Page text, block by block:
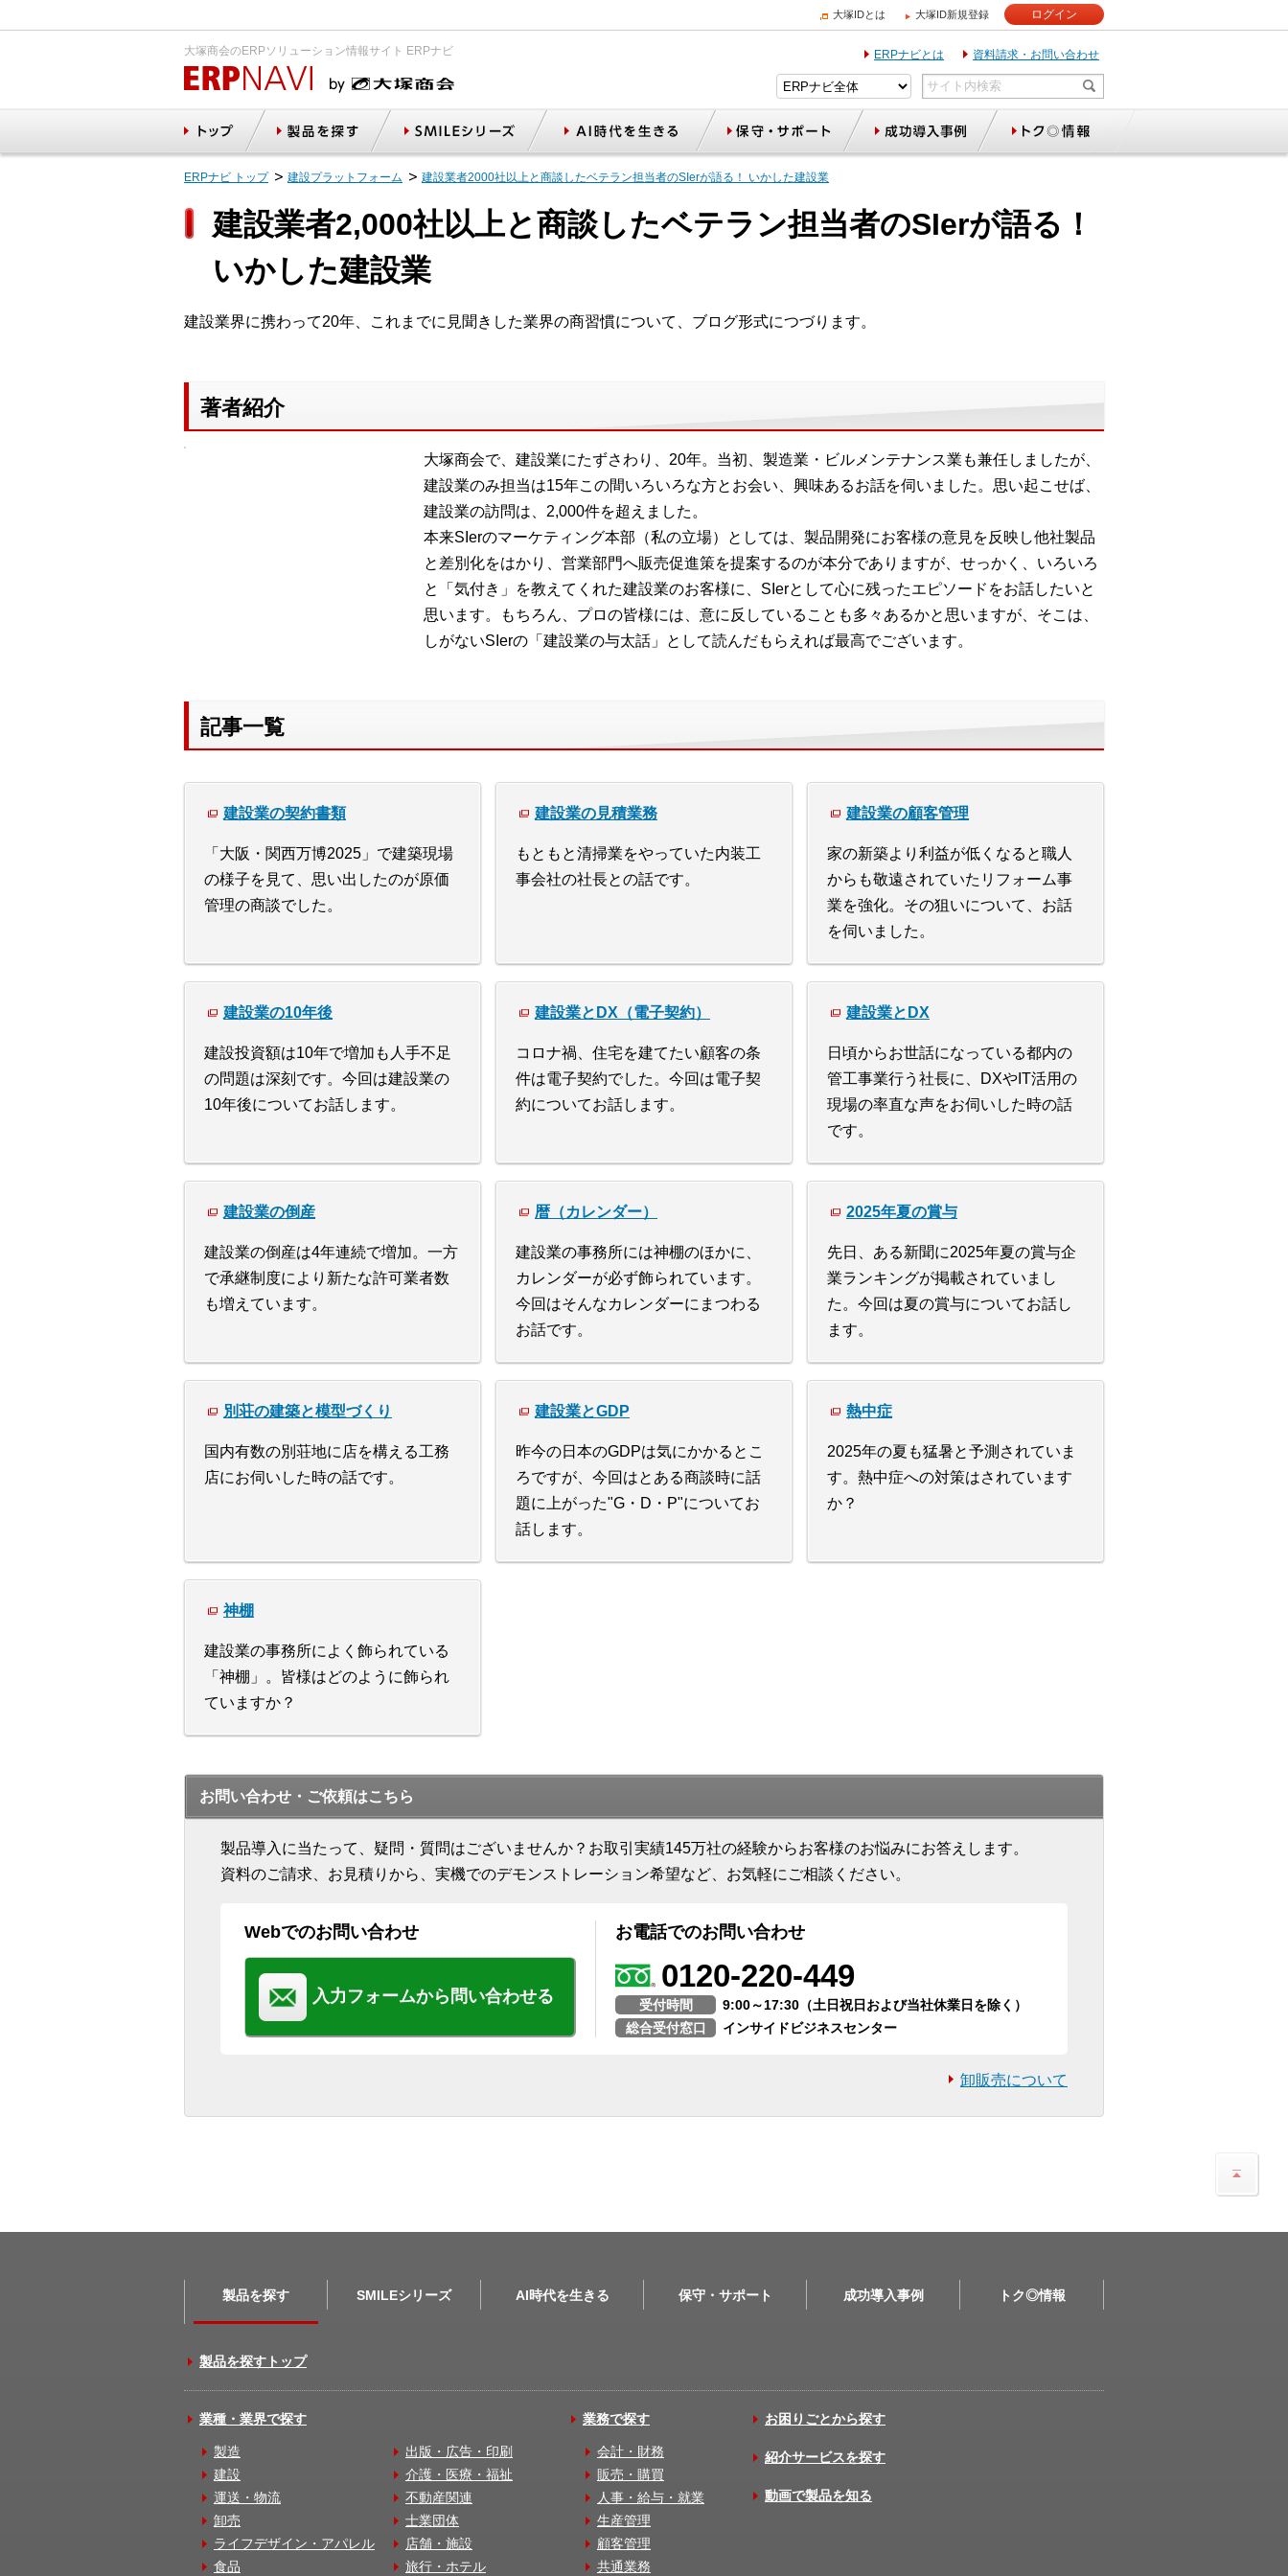
大塚IDとは 大塚ID新規登録 ログイン
大塚商会のERPソリューション情報サイト ERPナビ ERPナビとは 資料請求・お問い合わせ
ERPナビ トップ 建設プラットフォーム 建設業者2000社以上と商談したベテラン担当者のSIerが語る！ いかした建設業
建設業者2,000社以上と商談したベテラン担当者のSIerが語る！
いかした建設業
建設業界に携わって20年、これまでに見聞きした業界の商習慣について、ブログ形式につづります。
著者紹介
大塚商会で、建設業にたずさわり、20年。当初、製造業・ビルメンテナンス業も兼任しましたが、
建設業のみ担当は15年この間いろいろな方とお会い、興味あるお話を伺いました。思い起こせば、
建設業の訪問は、2,000件を超えました。
本来SIerのマーケティング本部（私の立場）としては、製品開発にお客様の意見を反映し他社製品
と差別化をはかり、営業部門へ販売促進策を提案するのが本分でありますが、せっかく、いろいろ
と「気付き」を教えてくれた建設業のお客様に、SIerとして心に残ったエピソードをお話したいと
思います。もちろん、プロの皆様には、意に反していることも多々あるかと思いますが、そこは、
しがないSIerの「建設業の与太話」として読んだもらえれば最高でございます。
記事一覧
建設業の契約書類
「大阪・関西万博2025」で建築現場
の様子を見て、思い出したのが原価
管理の商談でした。
建設業の見積業務
もともと清掃業をやっていた内装工
事会社の社長との話です。
建設業の顧客管理
家の新築より利益が低くなると職人
からも敬遠されていたリフォーム事
業を強化。その狙いについて、お話
を伺いました。
建設業の10年後
建設投資額は10年で増加も人手不足
の問題は深刻です。今回は建設業の
10年後についてお話します。
建設業とDX（電子契約）
コロナ禍、住宅を建てたい顧客の条
件は電子契約でした。今回は電子契
約についてお話します。
建設業とDX
日頃からお世話になっている都内の
管工事業行う社長に、DXやIT活用の
現場の率直な声をお伺いした時の話
です。
建設業の倒産
建設業の倒産は4年連続で増加。一方
で承継制度により新たな許可業者数
も増えています。
暦（カレンダー）
建設業の事務所には神棚のほかに、
カレンダーが必ず飾られています。
今回はそんなカレンダーにまつわる
お話です。
2025年夏の賞与
先日、ある新聞に2025年夏の賞与企
業ランキングが掲載されていまし
た。今回は夏の賞与についてお話し
ます。
別荘の建築と模型づくり
国内有数の別荘地に店を構える工務
店にお伺いした時の話です。
建設業とGDP
昨今の日本のGDPは気にかかるとこ
ろですが、今回はとある商談時に話
題に上がった"G・D・P"についてお
話します。
熱中症
2025年の夏も猛暑と予測されていま
す。熱中症への対策はされています
か？
神棚
建設業の事務所によく飾られている
「神棚」。皆様はどのように飾られ
ていますか？
お問い合わせ・ご依頼はこちら
製品導入に当たって、疑問・質問はございませんか？お取引実績145万社の経験からお客様のお悩みにお答えします。
資料のご請求、お見積りから、実機でのデモンストレーション希望など、お気軽にご相談ください。
Webでのお問い合わせ
入力フォームから問い合わせる
お電話でのお問い合わせ
0120-220-449
受付時間
9:00～17:30（土日祝日および当社休業日を除く）
総合受付窓口
インサイドビジネスセンター
卸販売について
製品を探す SMILEシリーズ AI時代を生きる 保守・サポート 成功導入事例 トク◎情報
製品を探すトップ
業種・業界で探す
製造
建設
運送・物流
卸売
ライフデザイン・アパレル
食品
出版・広告・印刷
介護・医療・福祉
不動産関連
士業団体
店舗・施設
旅行・ホテル
業務で探す
会計・財務
販売・購買
人事・給与・就業
生産管理
顧客管理
共通業務
お困りごとから探す
紹介サービスを探す
動画で製品を知る